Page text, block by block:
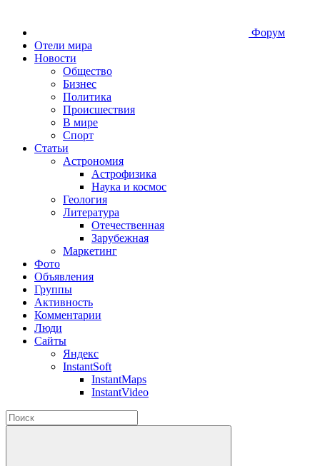
Форум
Отели мира
Новости
Общество
Бизнес
Политика
Происшествия
В мире
Спорт
Статьи
Астрономия
Астрофизика
Наука и космос
Геология
Литература
Отечественная
Зарубежная
Маркетинг
Фото
Объявления
Группы
Активность
Комментарии
Люди
Сайты
Яндекс
InstantSoft
InstantMaps
InstantVideo